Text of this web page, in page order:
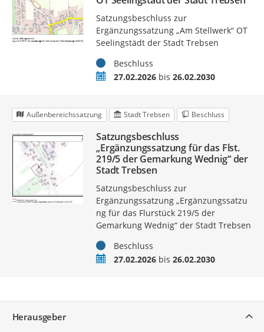
Satzungsbeschluss zur
Ergänzungssatzung „Am Stellwerk“ OT
Seelingstädt der Stadt Trebsen
StatusBeschluss
Zeitraum27.02.2026bis 26.02.2030
Außenbereichssatzung Stadt Trebsen Beschluss
Satzungsbeschluss
„Ergänzungssatzung für das Flst.
219/5 der Gemarkung Wednig“ der
Stadt Trebsen
Satzungsbeschluss zur
Ergänzungssatzung „Ergänzungssatzu
ng für das Flurstück 219/5 der
Gemarkung Wednig“ der Stadt Trebsen
StatusBeschluss
Zeitraum27.02.2026bis 26.02.2030
Herausgeber